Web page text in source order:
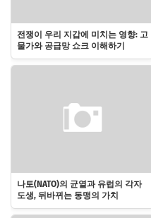
전쟁이 우리 지갑에 미치는 영향: 고
물가와 공급망 쇼크 이해하기
나토(NATO)의 균열과 유럽의 각자
도생, 뒤바뀌는 동맹의 가치